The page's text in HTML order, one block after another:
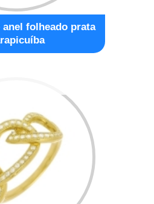
folheado prata